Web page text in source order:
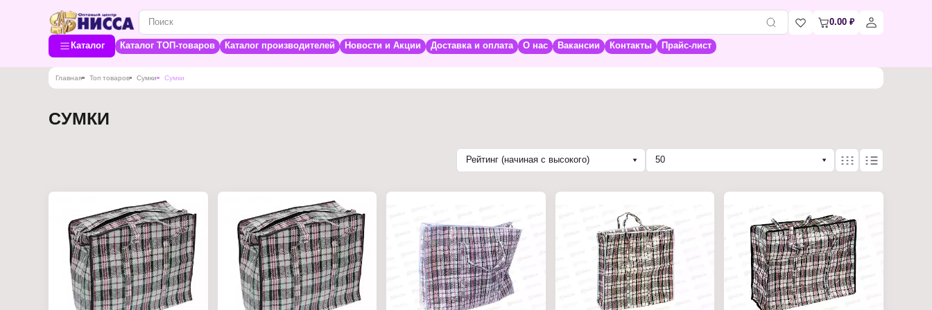
0.00 ₽
Каталог Каталог ТОП-товаров Каталог производителей Новости и Акции Доставка и оплата О нас Вакансии Контакты Прайс-лист
Главная Топ товаров Сумки Сумки
СУМКИ
Рейтинг (начиная с высокого) 50